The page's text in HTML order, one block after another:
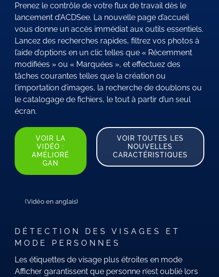
Prenez le contrôle de votre flux de travail dès le
lancement d’ACDSee. La nouvelle page d’accueil
vous donne un accès immédiat aux outils essentiels.
Lancez des recherches rapides, filtrez vos photos à
l’aide d’options en un clic telles que « Récemment
modifiées » ou « Marquées », et effectuez des
tâches courantes telles que la création ou
l’importation d’images, la recherche de doublons ou
le catalogage de fichiers, le tout à partir d’un seul
écran.
VOIR LA
VIDÉO :
AMÉLIORÉ
GAN
VOIR TOUTES LES
NOUVELLES
CARACTÉRISTIQUES
(Vidéo en anglais)
DÉTECTION DES VISAGES ET
MODE PERSONNES
Les étiquettes de visage plus étroites en mode
Afficher garantissent que personne n’est oublié lors